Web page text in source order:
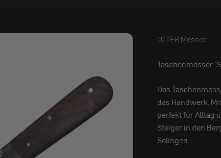
OTTER Messer
OTTER Messer
Taschenmesser
Das
das Handwerk.
perfekt für Alltag
Steiger in den
Solingen.